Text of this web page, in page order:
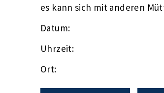
es kann sich mit anderen
Datum:
Uhrzeit:
Ort: